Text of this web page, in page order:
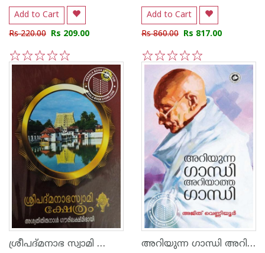
Add to Cart
Rs 220.00 Rs 209.00
5
4
3
2
1
Add to Cart
Rs 860.00 Rs 817.00
5
4
3
2
1
ശ്രീപദ്മനാഭ സ്വാമി ക്ഷേത്രം അറിയുന്ന ഗാന്ധി അറിയാത്ത ഗാന്ധി